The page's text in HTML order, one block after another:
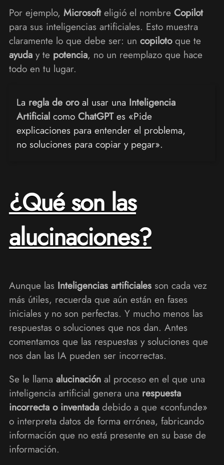
Por ejemplo, Microsofteligió el nombre Copilot
para sus inteligencias artificiales. Esto muestra
claramente lo que debe ser: un copilotoque te
ayuday te potencia, no un reemplazo que hace
todo en tu lugar.
La regla de oroal usar una Inteligencia
Artificialcomo ChatGPTes «Pide
explicaciones para entender el problema,
no soluciones para copiar y pegar».
¿Qué son las
alucinaciones?
Aunque las Inteligencias artificialesson cada vez
más útiles, recuerda que aún están en fases
iniciales y no son perfectas. Y mucho menos las
respuestas o soluciones que nos dan. Antes
comentamos que las respuestas y soluciones que
nos dan las IA pueden ser incorrectas.
Se le llama alucinaciónal proceso en el que una
inteligencia artificial genera una respuesta
incorrecta o inventadadebido a que «confunde»
o interpreta datos de forma errónea, fabricando
información que no está presente en su base de
información.